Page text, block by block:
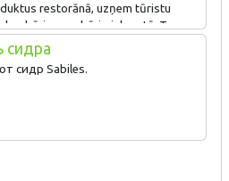
restorānā, uzņem tūristu
dzīvi un sadzīvi piekrastē. Taupa
piedāvā naktsmītnes. Arī gājējiem
iegūst pirmo reizi.
сидра
сидр Sabiles.